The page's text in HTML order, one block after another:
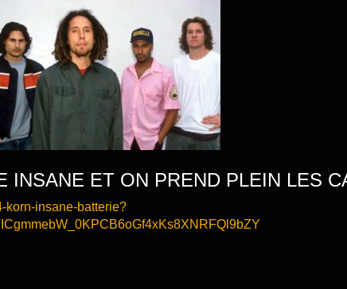
INSANE ET ON PREND PLEIN LES
korn-insane-batterie?